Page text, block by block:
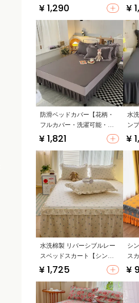
様・マットレス保護用・三
点セット対応】
¥ 1,290
年
ト
¥
防滑ベッドカバー【花柄・
フルカバー・洗濯可能・四
季用】
¥ 1,821
水
ン
可
ル
¥
水洗棉製 リバーシブルレー
スベッドスカート【シング
ルカバー・ダブルサイズ対
応】（セットアップ対応）
¥ 1,725
シ
ス
【
¥